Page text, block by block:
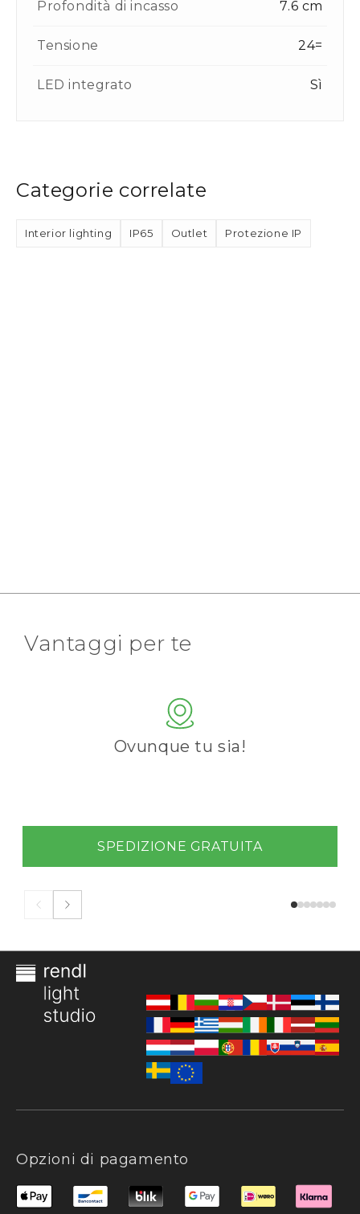
Categorie correlate
Interior lighting IP65 Outlet Protezione IP
Profondità di incasso 7.6 cm
Tensione 24=
LED integrato Sì
Vantaggi per te
Ovunque tu sia!
SPEDIZIONE GRATUITA
Opzioni di pagamento